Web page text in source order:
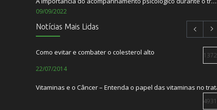
09/09/2022
Setembro Amarelo – Mês de Prevenção ao Suicídio
31/05/2022
Centro de Combate ao Câncer e Laços Saúde lançam a Lacon
Notícias Mais Lidas
Como evitar e combater o colesterol alto
22/07/2014
Vitaminas e o Câncer – Entenda o papel das vitaminas no